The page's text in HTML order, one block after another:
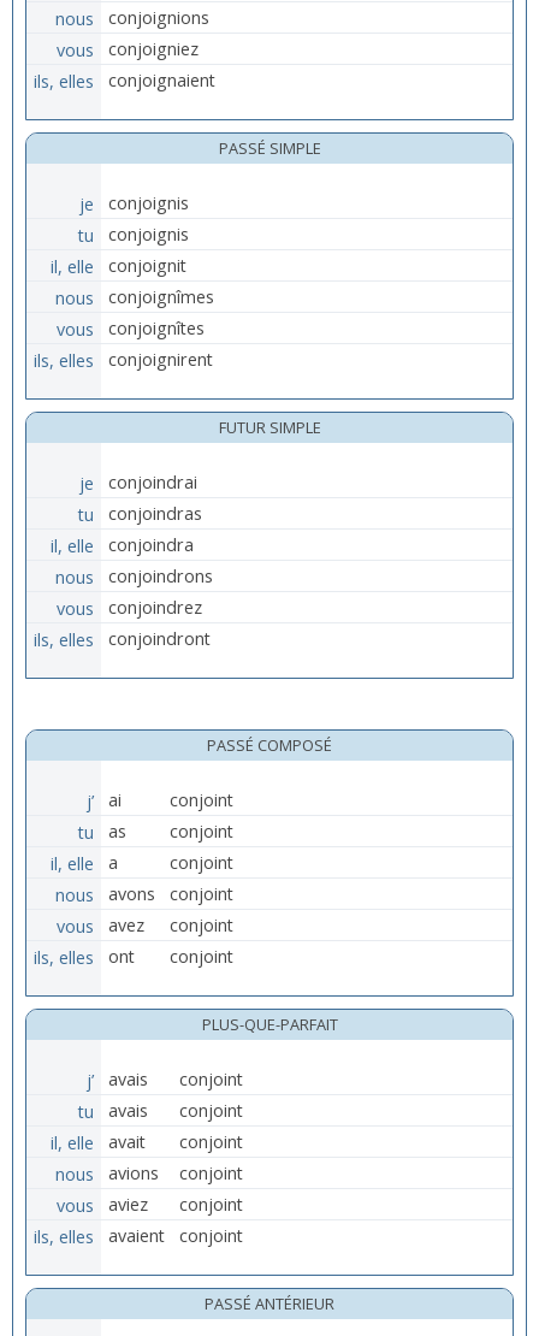
nous
conjoignions
vous
conjoigniez
ils, elles
conjoignaient
PASSÉ SIMPLE
je
conjoignis
tu
conjoignis
il, elle
conjoignit
nous
conjoignîmes
vous
conjoignîtes
ils, elles
conjoignirent
FUTUR SIMPLE
je
conjoindrai
tu
conjoindras
il, elle
conjoindra
nous
conjoindrons
vous
conjoindrez
ils, elles
conjoindront
PASSÉ COMPOSÉ
j’ ai
conjoint
tu
as
conjoint
il, elle
a
conjoint
nous
avons
conjoint
vous
avez
conjoint
ils, elles
ont conjoint
PLUS-QUE-PARFAIT
j’ avais
conjoint
tu
avais
conjoint
il, elle
avait
conjoint
nous
avions
conjoint
vous
aviez
conjoint
ils, elles
avaient conjoint
PASSÉ ANTÉRIEUR